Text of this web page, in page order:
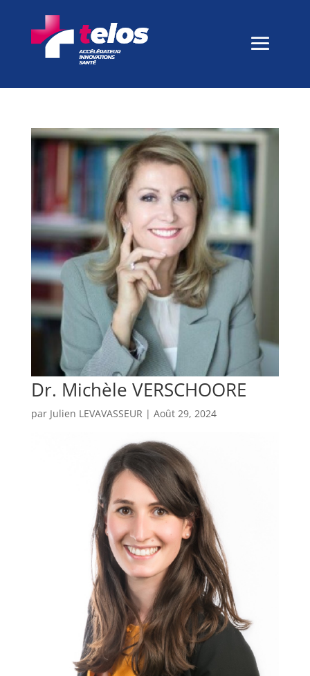
Dr. Michèle VERSCHOORE
par Julien LEVAVASSEUR | Août 29, 2024